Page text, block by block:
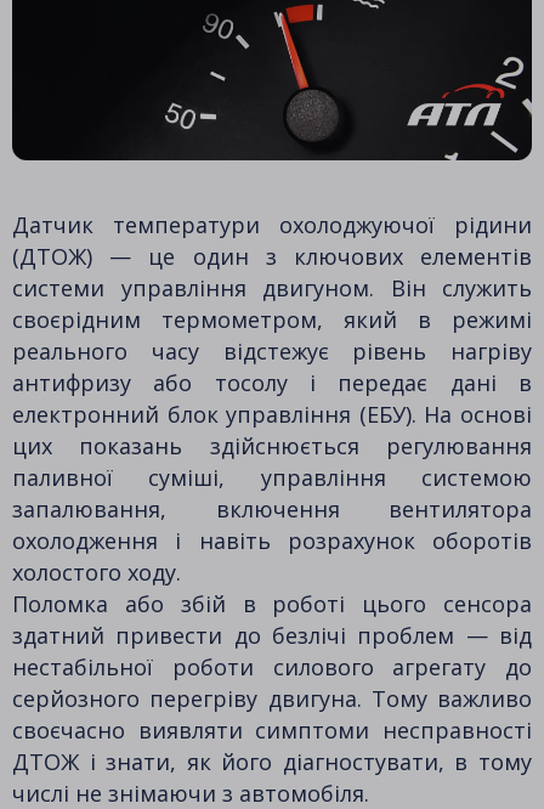
Датчик температури охолоджуючої рідини
(ДТОЖ) — це один з ключових елементів
системи управління двигуном. Він служить
своєрідним термометром, який в режимі
реального часу відстежує рівень нагріву
антифризу або тосолу і передає дані в
електронний блок управління (ЕБУ). На основі
цих показань здійснюється регулювання
паливної суміші, управління системою
запалювання, включення вентилятора
охолодження і навіть розрахунок оборотів
холостого ходу.
Поломка або збій в роботі цього сенсора
здатний привести до безлічі проблем — від
нестабільної роботи силового агрегату до
серйозного перегріву двигуна. Тому важливо
своєчасно виявляти симптоми несправності
ДТОЖ і знати, як його діагностувати, в тому
числі не знімаючи з автомобіля.